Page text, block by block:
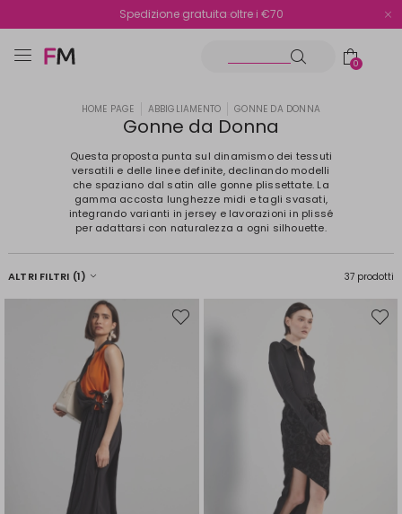
Reso facile e veloce
Spedizione gratuita oltre i €70
0
HOME PAGE ABBIGLIAMENTO GONNE DA DONNA
Gonne da Donna
Questa proposta punta sul dinamismo dei tessuti
versatili e delle linee definite, declinando modelli
che spaziano dal satin alle gonne plissettate. La
gamma accosta lunghezze midi e tagli svasati,
integrando varianti in jersey e lavorazioni in plissé
per adattarsi con naturalezza a ogni silhouette.
ALTRI FILTRI (1) 37 prodotti
Sposta